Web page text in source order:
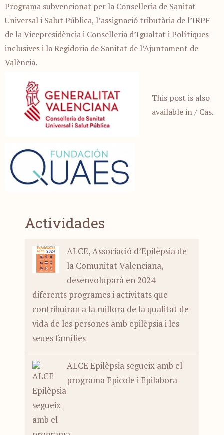
Programa subvencionat per la Conselleria de Sanitat
Universal i Salut Pública, l’assignació tributària de l’IRPF
de la Vicepresidència i Conselleria d’Igualtat i Polítiques
inclusives i la Regidoria de Sanitat de l’Ajuntament de
València.
This post is also
available in/ Cas.
Actividades
ALCE, Associació d’Epilèpsia de
la Comunitat Valenciana,
desenvoluparà en 2024
diferents programes i activitats que
contribuiran a la millora de la qualitat de
vida de les persones amb epilèpsia i les
seues famílies
ALCE Epilèpsia segueix amb el
programa Epicole i Epilabora